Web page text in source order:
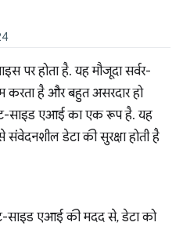
पर होता है. यह मौजूदा सर्वर-
है और बहुत असरदार हो
साइड एआई का एक रूप है. यह
संवेदनशील डेटा की सुरक्षा होती है
साइड एआई की मदद से, डेटा को